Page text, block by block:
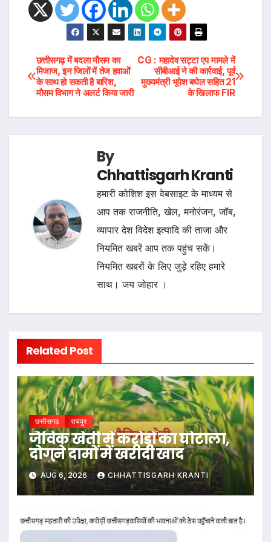
Post
navigation
CG : महादेव सट्टा एप मामले में
सीबीआई ने की कार्रवाई, पूर्व
मुख्यमंत्री भूपेश बघेल सहित 21
के खिलाफ FIR
छत्तीसगढ़ में बदला मौसम का
मिजाज, इन जिलों में तेज हवाओं
के साथ हो सकती है बारिश,
मौसम विभाग ने अलर्ट किया जारी
By
Chhattisgarh Kranti
हमारी कोशिश इस वेबसाइट के माध्यम से
आप तक राजनीति, खेल, मनोरंजन, जॉब,
व्यापार देश विदेश इत्यादि की ताजा और
नियमित खबरें आप तक पहुंच सकें।
नियमित खबरों के लिए जुड़े रहिए हमारे
साथ। जय जोहार ।
Related Post
छत्तीसगढ़ रायपुर
जैविक खेती में करोड़ों का घोटाला,
दोगुने दामों में खरीदी खाद
AUG 6, 2026 CHHATTISGARH KRANTI